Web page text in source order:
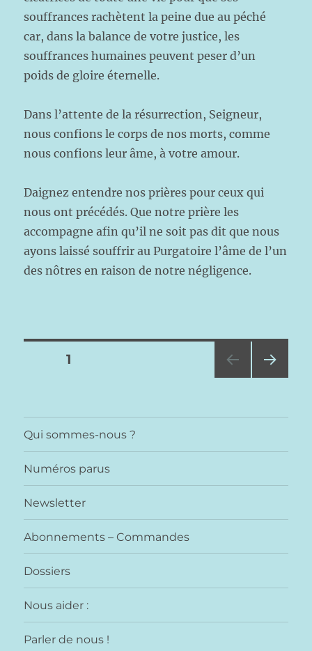
souffrances rachètent la peine due au péché
car, dans la balance de votre justice, les
souffrances humaines peuvent peser d’un
poids de gloire éternelle.
Dans l’attente de la résurrection, Seigneur,
nous confions le corps de nos morts, comme
nous confions leur âme, à votre amour.
Daignez entendre nos prières pour ceux qui
nous ont précédés. Que notre prière les
accompagne afin qu’il ne soit pas dit que nous
ayons laissé souffrir au Purgatoire l’âme de l’un
des nôtres en raison de notre négligence.
Pagination
publications
PAGE1
Qui sommes-nous ?
Numéros parus
Newsletter
Abonnements – Commandes
Dossiers
Nous aider :
Parler de nous !